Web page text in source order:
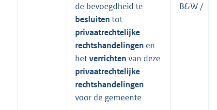
de bevoegdheid te
besluiten tot
privaatrechtelijke
rechtshandelingen en
hetverrichten van deze
privaatrechtelijke
rechtshandelingen
voor de gemeente
B&W /